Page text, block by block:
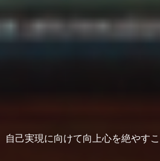
自己実現に向けて向上心を絶やす